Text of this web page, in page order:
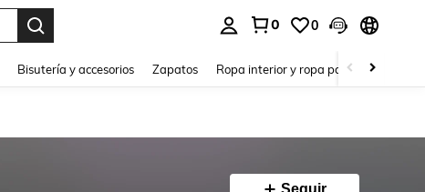
0 0
Bisutería y accesorios Zapatos Ropa interior y ropa para dormir
Seguir